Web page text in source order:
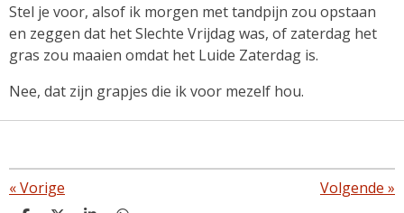
Stel je voor, alsof ik morgen met tandpijn zou opstaan
en zeggen dat het Slechte Vrijdag was, of zaterdag het
gras zou maaien omdat het Luide Zaterdag is.
Nee, dat zijn grapjes die ik voor mezelf hou.
«Vorige Volgende »